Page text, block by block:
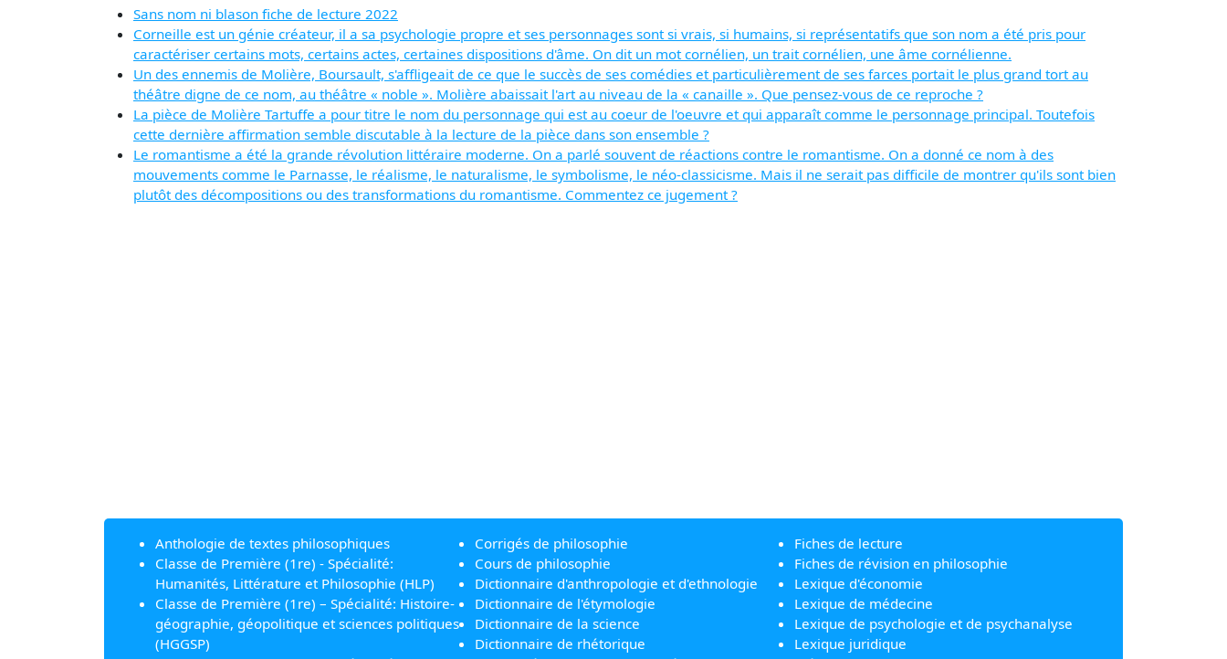
Sans nom ni blason fiche de lecture 2022
Corneille est un génie créateur, il a sa psychologie propre et ses personnages sont si vrais, si humains, si représentatifs que son nom a été pris pour
caractériser certains mots, certains actes, certaines dispositions d'âme. On dit un mot cornélien, un trait cornélien, une âme cornélienne.
Un des ennemis de Molière, Boursault, s'affligeait de ce que le succès de ses comédies et particulièrement de ses farces portait le plus grand tort au
théâtre digne de ce nom, au théâtre « noble ». Molière abaissait l'art au niveau de la « canaille ». Que pensez-vous de ce reproche ?
La pièce de Molière Tartuffe a pour titre le nom du personnage qui est au coeur de l'oeuvre et qui apparaît comme le personnage principal. Toutefois
cette dernière affirmation semble discutable à la lecture de la pièce dans son ensemble ?
Le romantisme a été la grande révolution littéraire moderne. On a parlé souvent de réactions contre le romantisme. On a donné ce nom à des
mouvements comme le Parnasse, le réalisme, le naturalisme, le symbolisme, le néo-classicisme. Mais il ne serait pas difficile de montrer qu'ils sont bien
plutôt des décompositions ou des transformations du romantisme. Commentez ce jugement ?
Anthologie de textes philosophiques
Classe de Première (1re) - Spécialité:
Humanités, Littérature et Philosophie (HLP)
Classe de Première (1re) – Spécialité: Histoire-
géographie, géopolitique et sciences politiques
(HGGSP)
Corrigés de philosophie
Cours de philosophie
Dictionnaire d'anthropologie et d'ethnologie
Dictionnaire de l'étymologie
Dictionnaire de la science
Dictionnaire de rhétorique
Fiches de lecture
Fiches de révision en philosophie
Lexique d'économie
Lexique de médecine
Lexique de psychologie et de psychanalyse
Lexique juridique